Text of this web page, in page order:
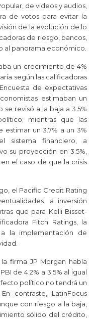
de videos y audios,
de votos para evitar la
de la evolución de lo
de riesgo, bancos,
al panorama económico.
un crecimiento de 4%
según las calificadoras
de expectativas
estimaban un
revisó a la baja a 3.5%
mientras que las
estimar un 3.7% a un 3%
sistema financiero, a
su proyección en 3.5%,
el caso de que la crisis
el Pacific Credit Rating
la inversión
que para Kelli Bisset-
Fitch Ratings, la
la implementación de
firma JP Morgan había
de 4.2% a 3.5% al igual
político no tendrá un
contraste, LatinFocus
con riesgo a la baja,
sólido del crédito,